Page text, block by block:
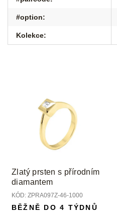
#option:
Kolekce:
Zlatý prsten s přírodním
diamantem
KÓD: ZPRA097Z-46-1000
BĚŽNĚ DO 4 TÝDNŮ